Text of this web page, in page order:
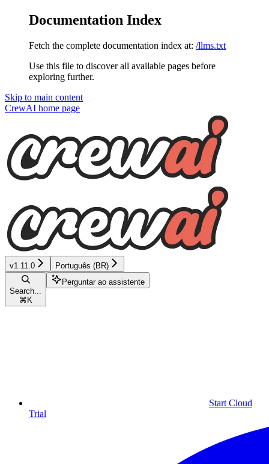
Documentation Index
Fetch the complete documentation index at: /llms.txt
Use this file to discover all available pages before
exploring further.
Skip to main content
CrewAI home page
v1.11.0 Português (BR)
Search...
⌘ K
Perguntar ao assistente
Start Cloud
Trial